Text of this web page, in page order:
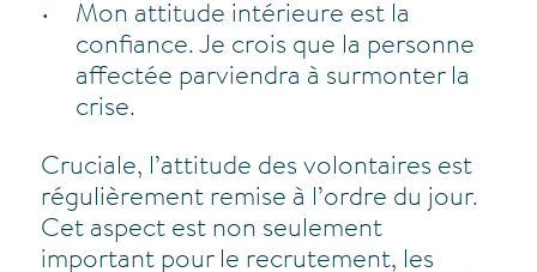
Mon attitude intérieure est la
confiance. Je crois que la personne
affectée parviendra à surmonter la
crise.
Cruciale, l’attitude des volontaires est
régulièrement remise à l’ordre du jour.
Cet aspect est non seulement
important pour le recrutement, les